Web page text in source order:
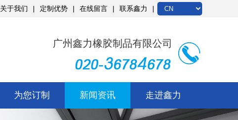
关于我们 定制优势 在线留言 联系鑫力
广州鑫力橡胶制品有限公司
为您订制 新闻资讯 走进鑫力